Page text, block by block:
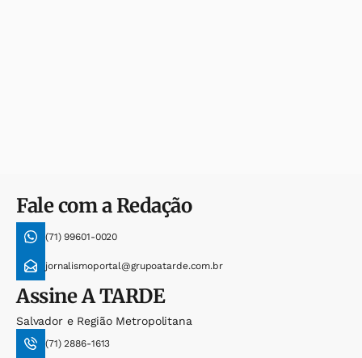
Fale com a Redação
(71) 99601-0020
jornalismoportal@grupoatarde.com.br
AssineA TARDE
Salvador e Região Metropolitana
(71) 2886-1613